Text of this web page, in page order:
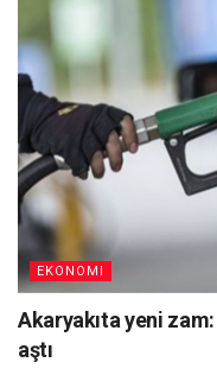
EKONOMI
Akaryakıta yeni
aştı